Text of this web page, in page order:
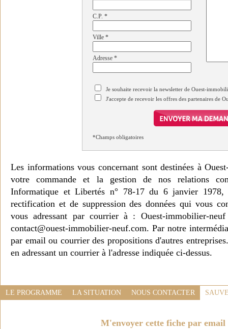
C.P. *
Ville *
Adresse *
Je souhaite recevoir la newsletter de Ouest-
J'accepte de recevoir les offres des partenaires de
*Champs obligatoires
Les informations vous concernant sont destinées à
votre commande et la gestion de nos relations
Informatique et Libertés n° 78-17 du 6 janvier 1978,
rectification et de suppression des données qui vous
vous adressant par courrier à : Ouest-immobilier-
contact@ouest-immobilier-neuf.com. Par notre
par email ou courrier des propositions d'autres
en adressant un courrier à l'adresse indiquée ci-dessus.
LE PROGRAMME LA SITUATION NOUS CONTACTER
M'envoyer cette fiche par email